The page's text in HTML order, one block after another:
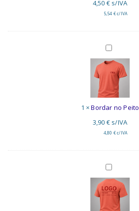
4,50 € s/IVA
5,54 €c/IVA
Bordar
no
Peito
1 ×Bordar no Peito
3,90 € s/IVA
4,80 €c/IVA
Bordar
nas
Costas